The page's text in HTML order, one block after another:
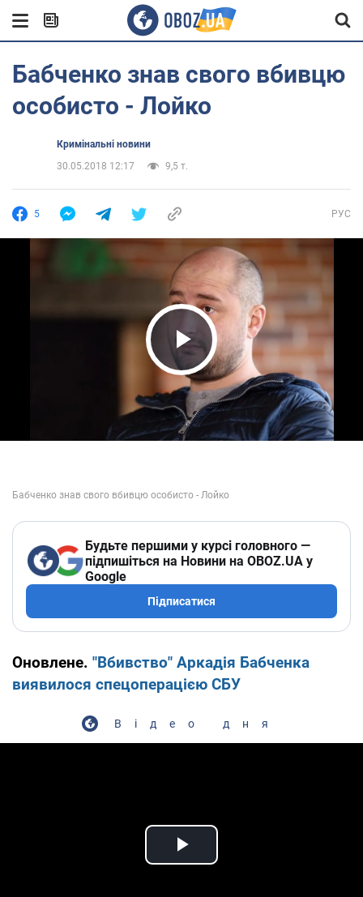
Бабченко знав свого вбивцю
особисто - Лойко
Кримінальні новини
30.05.2018 12:17
9,5 т.
5 РУС
Play Video
Будьте першими у курсі головного —
підпишіться на Новини на OBOZ.UA у
Google
Підписатися
Оновлене. "Вбивство" Аркадія Бабченка
виявилося спецоперацією СБУ
Відео дня
Play Video